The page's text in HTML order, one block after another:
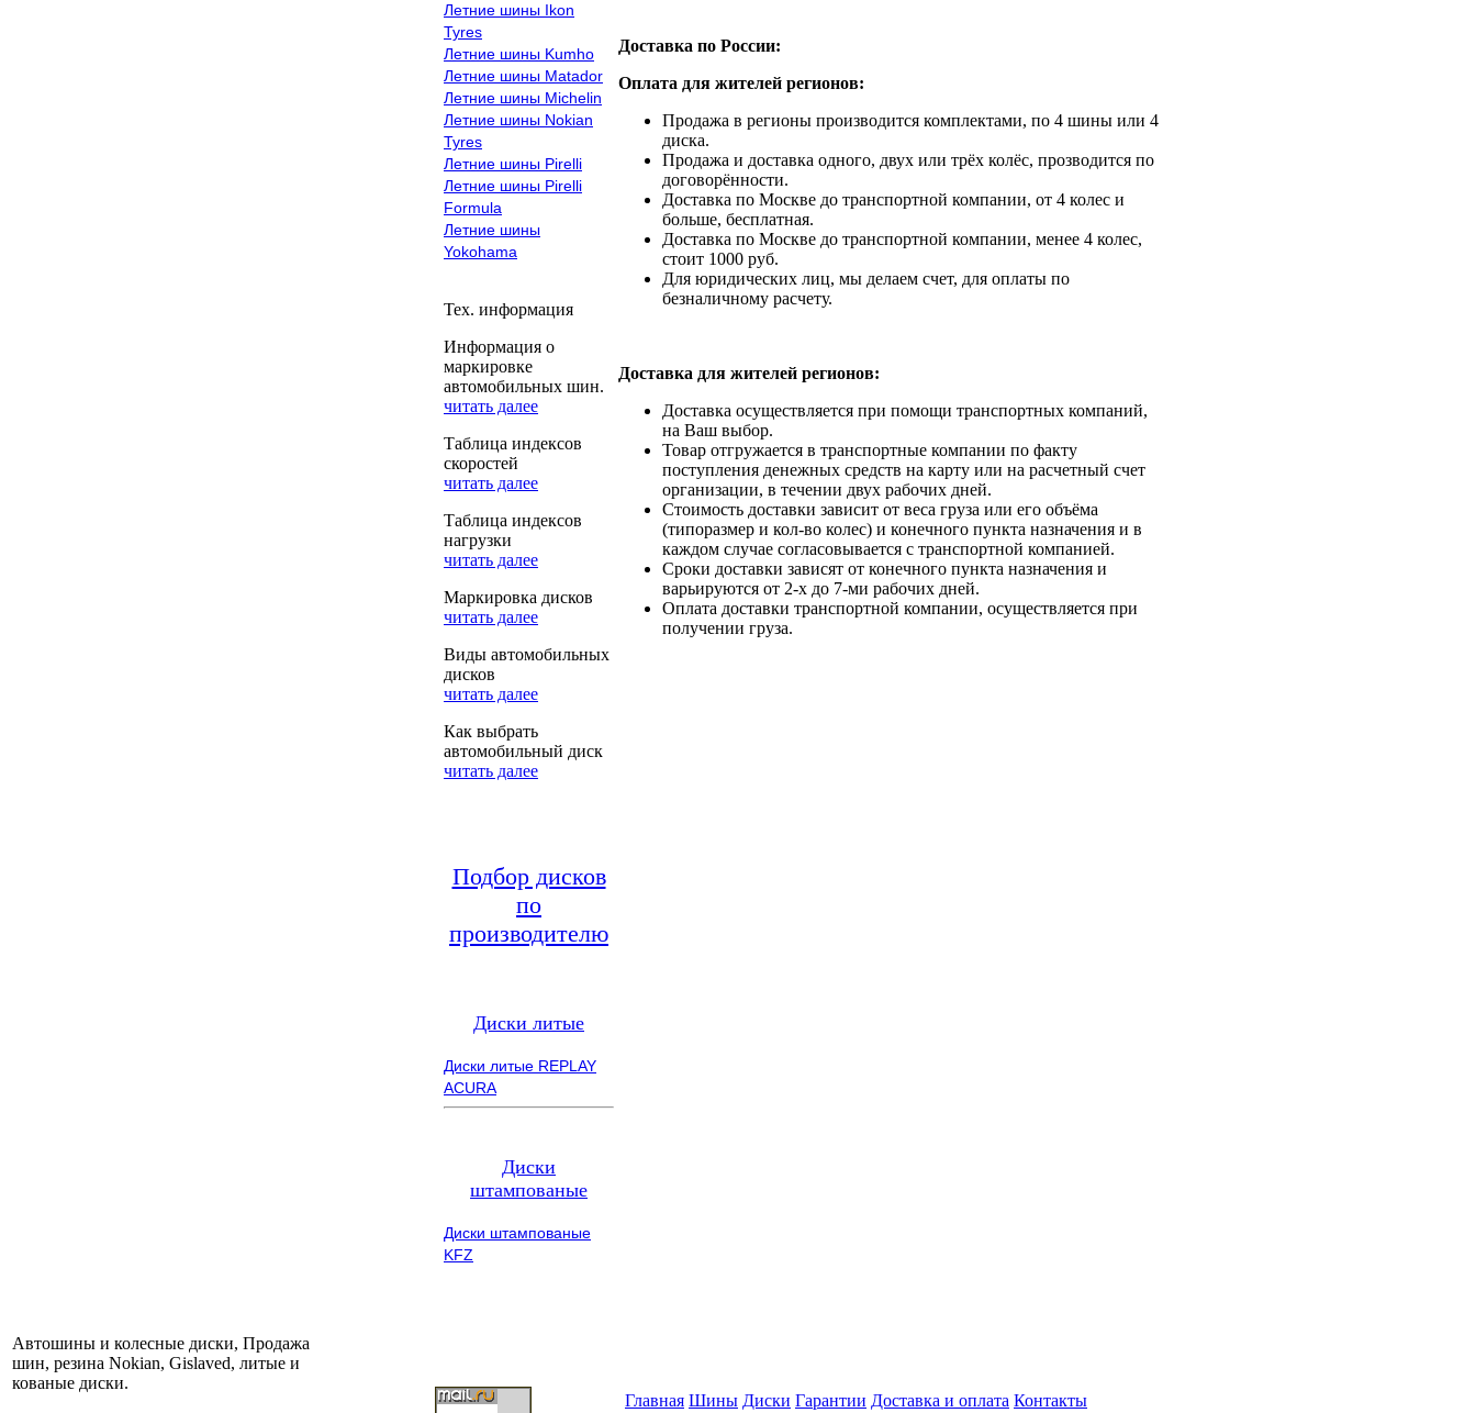
Летние шины Ikon
Tyres
Летние шины Kumho
Летние шины Matador
Летние шины Michelin
Летние шины Nokian
Tyres
Летние шины Pirelli
Летние шины Pirelli
Formula
Летние шины
Yokohama
Тех. информация
Информация о
маркировке
автомобильных шин.
читать далее
Таблица индексов
скоростей
читать далее
Таблица индексов
нагрузки
читать далее
Маркировка дисков
читать далее
Виды автомобильных
дисков
читать далее
Как выбрать
автомобильный диск
читать далее
Подбор дисков
по
производителю
Диски литые
Диски литые REPLAY
ACURA
Диски
штампованые
Диски штампованые
KFZ
Доставка по России:
Оплата для жителей регионов:
Продажа в регионы производится комплектами, по 4 шины или 4
диска.
Продажа и доставка одного, двух или трёх колёс, прозводится по
договорённости.
Доставка по Москве до транспортной компании, от 4 колес и
больше, бесплатная.
Доставка по Москве до транспортной компании, менее 4 колес,
стоит 1000 руб.
Для юридических лиц, мы делаем счет, для оплаты по
безналичному расчету.
Доставка для жителей регионов:
Доставка осуществляется при помощи транспортных компаний,
на Ваш выбор.
Товар отгружается в транспортные компании по факту
поступления денежных средств на карту или на расчетный счет
организации, в течении двух рабочих дней.
Стоимость доставки зависит от веса груза или его объёма
(типоразмер и кол-во колес) и конечного пункта назначения и в
каждом случае согласовывается с транспортной компанией.
Сроки доставки зависят от конечного пункта назначения и
варьируются от 2-х до 7-ми рабочих дней.
Оплата доставки транспортной компании, осуществляется при
получении груза.
Автошины и колесные диски, Продажа
шин, резина Nokian, Gislaved, литые и
кованые диски.
Главная Шины Диски Гарантии Доставка и оплата Контакты